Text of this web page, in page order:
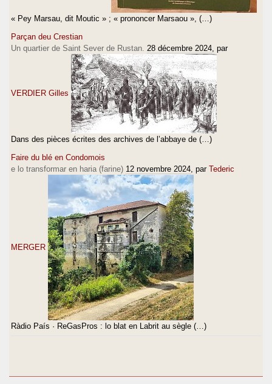
« Pey Marsau, dit Moutic » ; « prononcer Marsaou », (…)
Parçan deu Crestian
Un quartier de Saint Sever de Rustan. 28 décembre 2024 , par
VERDIER Gilles
Dans des pièces écrites des archives de l’abbaye de (…)
Faire du blé en Condomois
e lo transformar en haria (farine) 12 novembre 2024 , par Tederic
MERGER
Ràdio País · ReGasPros : lo blat en Labrit au sègle (…)